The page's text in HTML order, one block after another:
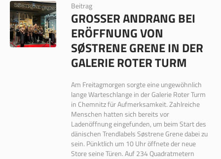
Beitrag
GROSSER ANDRANG BEI E
RÖFFNUNG VON S
ØSTRENE GRENE IN DER G
ALERIE ROTER TURM
Am Freitagmorgen sorgte eine ungewöhnlich
lange Warteschlange in der Galerie Roter Turm
in Chemnitz für Aufmerksamkeit. Zahlreiche
Menschen hatten sich bereits vor
Ladenöffnung eingefunden, um beim Start des
dänischen Trendlabels Søstrene Grene dabei zu
sein. Pünktlich um 10 Uhr öffnete der neue
Store seine Türen. Auf 234 Quadratmetern